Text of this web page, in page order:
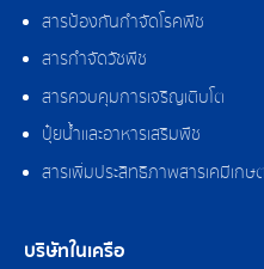
สารป้องกันกำจัดโรคพืช
สารกำจัดวัชพืช
สารควบคุมการเจริญเติบโต
ปุ๋ยน้ำและอาหารเสริมพืช
สารเพิ่มประสิทธิภาพสารเคมีเกษ
บริษัทในเครือ